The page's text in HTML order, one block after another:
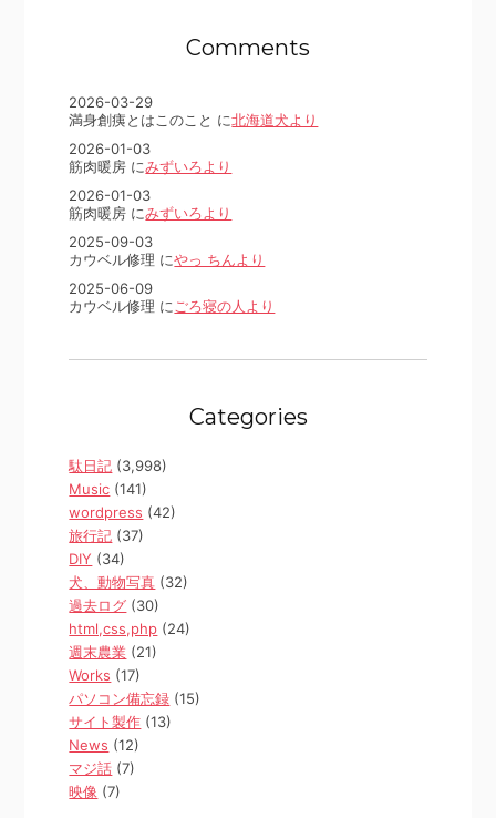
Comments
2026-03-29
満身創痍とはこのこと に北海道犬より
2026-01-03
筋肉暖房 にみずいろより
2026-01-03
筋肉暖房 にみずいろより
2025-09-03
カウベル修理 にやっ ちんより
2025-06-09
カウベル修理 に ごろ寝の人より
Categories
駄日記 (3,998)
Music (141)
wordpress (42)
旅行記 (37)
DIY (34)
犬、動物写真 (32)
過去ログ (30)
html,css,php (24)
週末農業 (21)
Works (17)
パソコン備忘録 (15)
サイト製作 (13)
News (12)
マジ話 (7)
映像 (7)